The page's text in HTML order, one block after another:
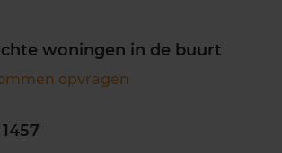
woningen in de buurt
opvragen